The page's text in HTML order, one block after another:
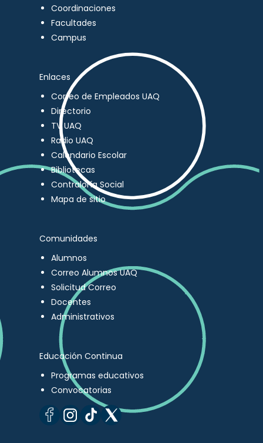
Coordinaciones
Facultades
Campus
Enlaces
Correo de Empleados UAQ
Directorio
TV UAQ
Radio UAQ
Calendario Escolar
Bibliotecas
Contraloría Social
Mapa de sitio
Comunidades
Alumnos
Correo Alumnos UAQ
Solicitud Correo
Docentes
Administrativos
Educación Continua
Programas educativos
Convocatorias